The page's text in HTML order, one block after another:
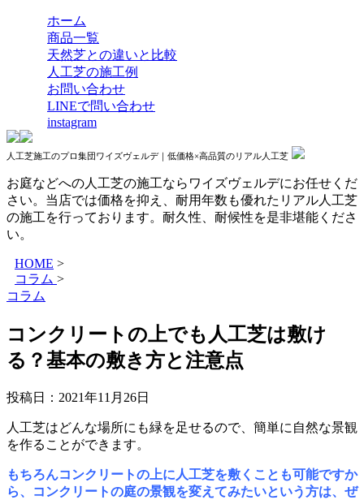
ホーム
商品一覧
天然芝との違いと比較
人工芝の施工例
お問い合わせ
LINEで問い合わせ
instagram
人工芝施工のプロ集団ワイズヴェルデ｜低価格×高品質のリアル人工芝
お庭などへの人工芝の施工ならワイズヴェルデにお任せくだ
さい。当店では価格を抑え、耐用年数も優れたリアル人工芝
の施工を行っております。耐久性、耐候性を是非堪能くださ
い。
HOME >
コラム >
コラム
コンクリートの上でも人工芝は敷け
る？基本の敷き方と注意点
投稿日： 2021年11月26日
人工芝はどんな場所にも緑を足せるので、簡単に自然な景観
を作ることができます。
もちろんコンクリートの上に人工芝を敷くことも可能ですか
ら、コンクリートの庭の景観を変えてみたいという方は、ぜ